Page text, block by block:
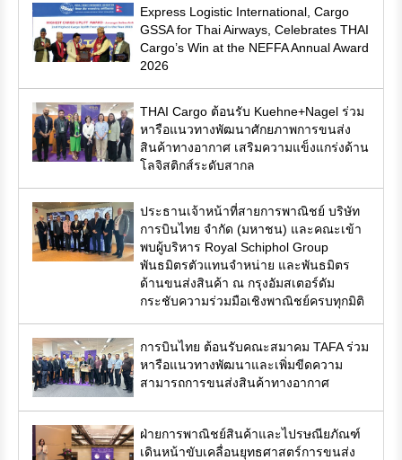
Express Logistic International, Cargo
GSSA for Thai Airways, Celebrates THAI
Cargo’s Win at the NEFFA Annual Award
2026
THAI Cargo ต้อนรับ Kuehne+Nagel ร่วม
หารือแนวทางพัฒนาศักยภาพการขนส่ง
สินค้าทางอากาศ เสริมความแข็งแกร่งด้าน
โลจิสติกส์ระดับสากล
ประธานเจ้าหน้าที่สายการพาณิชย์ บริษัท
การบินไทย จำกัด (มหาชน) และคณะเข้า
พบผู้บริหาร Royal Schiphol Group
พันธมิตรตัวแทนจำหน่าย และพันธมิตร
ด้านขนส่งสินค้า ณ กรุงอัมสเตอร์ดัม
กระชับความร่วมมือเชิงพาณิชย์ครบทุกมิติ
การบินไทย ต้อนรับคณะสมาคม TAFA ร่วม
หารือแนวทางพัฒนาและเพิ่มขีดความ
สามารถการขนส่งสินค้าทางอากาศ
ฝ่ายการพาณิชย์สินค้าและไปรษณียภัณฑ์
เดินหน้าขับเคลื่อนยุทธศาสตร์การขนส่ง